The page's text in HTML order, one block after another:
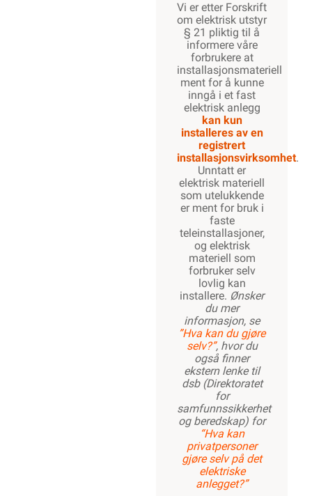
Vi er etter Forskrift
om elektrisk utstyr
§ 21 pliktig til å
informere våre
forbrukere at
installasjonsmateriell
ment for å kunne
inngå i et fast
elektrisk anlegg
kan kun
installeres av en
registrert
installasjonsvirksomhet.
Unntatt er
elektrisk materiell
som utelukkende
er ment for bruk i
faste
teleinstallasjoner,
og elektrisk
materiell som
forbruker selv
lovlig kan
installere. Ønsker
du mer
informasjon, se
”Hva kan du gjøre
selv?”, hvor du
også finner
ekstern lenke til
dsb (Direktoratet
for
samfunnssikkerhet
og beredskap) for
“Hva kan
privatpersoner
gjøre selv på det
elektriske
anlegget?”